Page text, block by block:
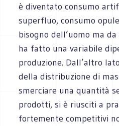
è diventato consumo
superfluo, consumo
bisogno dell’uomo ma
ha fatto una variabile
produzione. Dall’altro
della distribuzione di
smerciare una quantità
prodotti, si è riusciti a
fortemente competitivi